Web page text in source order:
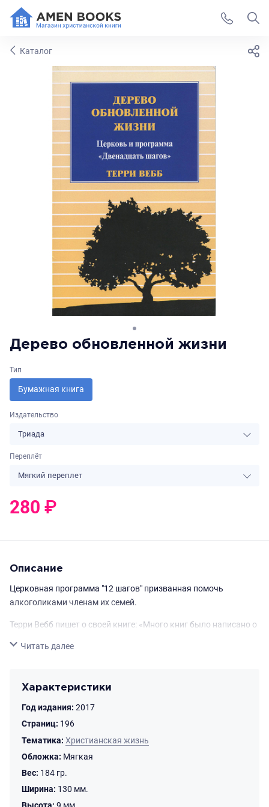
Каталог
Дерево обновленной жизни
Тип
Бумажная книга
Издательство
Триада
Переплёт
Мягкий переплет
280 ₽
Описание
Церковная программа "12 шагов" призванная помочь
алкоголиками членам их семей.
Терри Вебб пишет о своей книге: «Много книг было написано о
эти и другие исследования, но попытаюсь снова поговорить о
выздоровлению. В 1955 году в Сент-Луисе в речи на 20-летнем
юбилее общества Анонимных Алкоголиков доктор Сэм
Шумейкер, один из ранних лидеров этого общества, сказал,
что АА косвенно черпали вдохновение и импульс в опыте
Церкви и ее вероучении.
Моя цель — показать, что находки и практика движения
Анонимных Алкоголиков может вдохнуть новую жизнь во
Свернуть
Читать далее
Характеристики
Год издания: 2017
Страниц: 196
Тематика: Христианская жизнь
Обложка: Мягкая
Вес: 184 гр.
Ширина: 130 мм.